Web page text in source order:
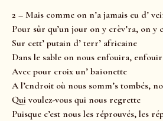
2 – Mais comme on n’a jamais eu d’
Pour sûr qu’un jour on y crèv’ra, on y
Sur cett’ putain d’ terr’ africaine
Dans le sable on nous enfouira,
Avec pour croix un’ baïonette
A l’endroit où nous somm’s tombés,
Qui voulez-vous qui nous regrette
Puisque c’est nous les réprouvés, les